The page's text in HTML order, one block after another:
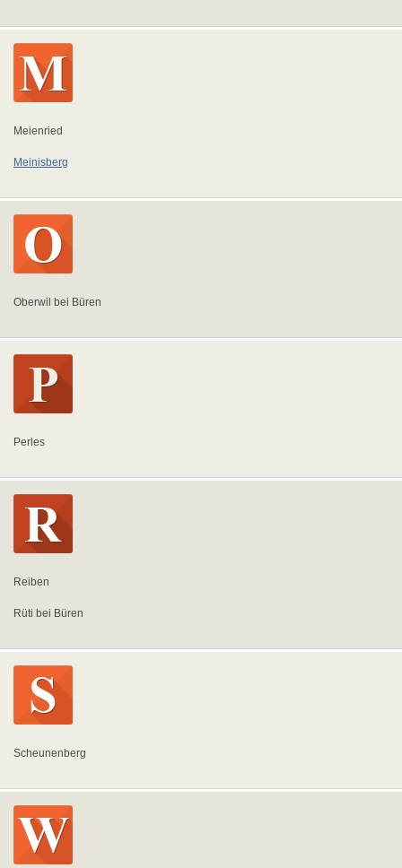
Meienried
Meinisberg
Oberwil bei Büren
Perles
Reiben
Rüti bei Büren
Scheunenberg